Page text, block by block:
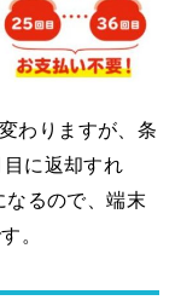
わりますが、条
に返却すれ
るので、端末
。